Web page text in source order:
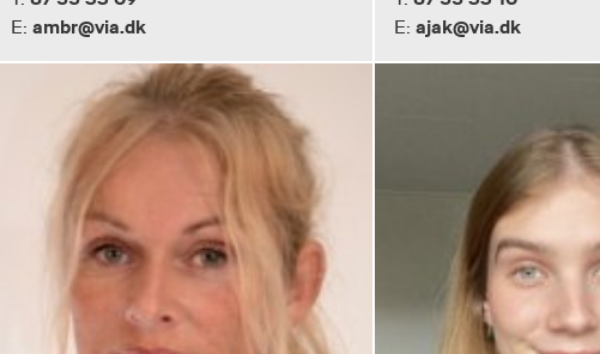
E: ambr@via.dk E: ajak@via.dk